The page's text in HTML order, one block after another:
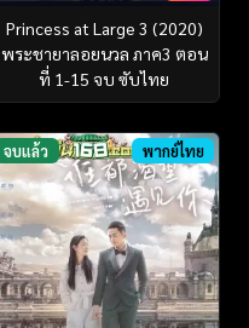
Princess at Large 3 (2020)
พระชายาลอยนวล ภาค3 ตอน
ที่ 1-15 จบ ซับไทย
จบแล้ว พากย์ไทย